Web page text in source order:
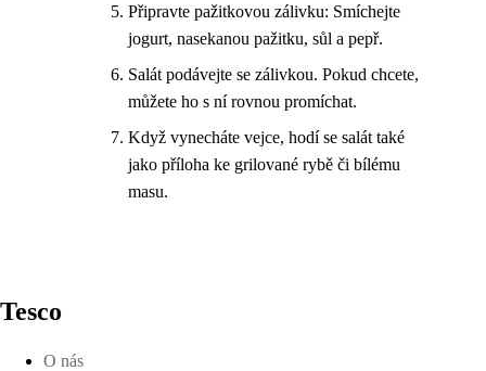
Připravte pažitkovou zálivku: Smíchejte
jogurt, nasekanou pažitku, sůl a pepř.
Salát podávejte se zálivkou. Pokud chcete,
můžete ho s ní rovnou promíchat.
Když vynecháte vejce, hodí se salát také
jako příloha ke grilované rybě či bílému
masu.
Tesco
O nás